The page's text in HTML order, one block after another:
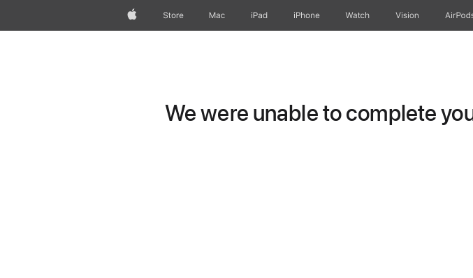
AppleStore Mac iPad iPhone Watch Vision
We were unable to complete